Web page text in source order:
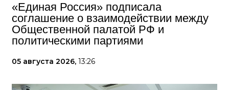
«Единая Россия» подписала
соглашение о взаимодействии между
Общественной палатой РФ и
политическими партиями
05 августа 2026, 13:26